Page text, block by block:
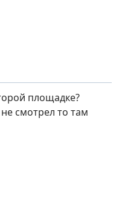
площадке?
смотрел то там